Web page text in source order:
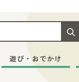
遊び・おでかけ